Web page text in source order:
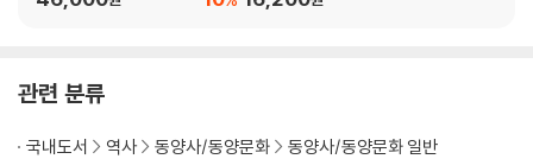
관련 분류
국내도서 역사 동양사/동양문화 동양사/동양문화 일반